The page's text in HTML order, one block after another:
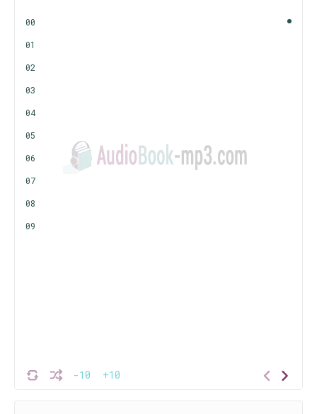
-10 +10
00
01
02
03
04
05
06
07
08
09